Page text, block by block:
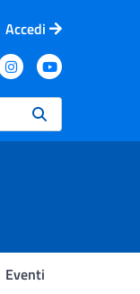
Accedi
Eventi